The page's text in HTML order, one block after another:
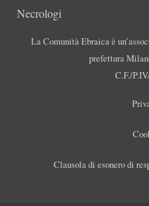
Necrologi
La Comunità Ebraica è
prefettura
C.F./
Clausola di esonero di